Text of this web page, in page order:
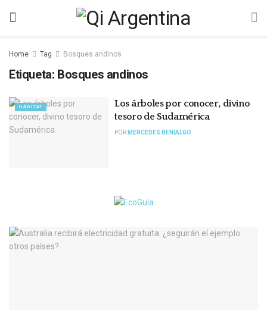
Home Tag Bosques andinos
Etiqueta: Bosques andinos
HÁBITAT
Los árboles por conocer, divino
tesoro de Sudamérica
POR MERCEDES BENIALGO